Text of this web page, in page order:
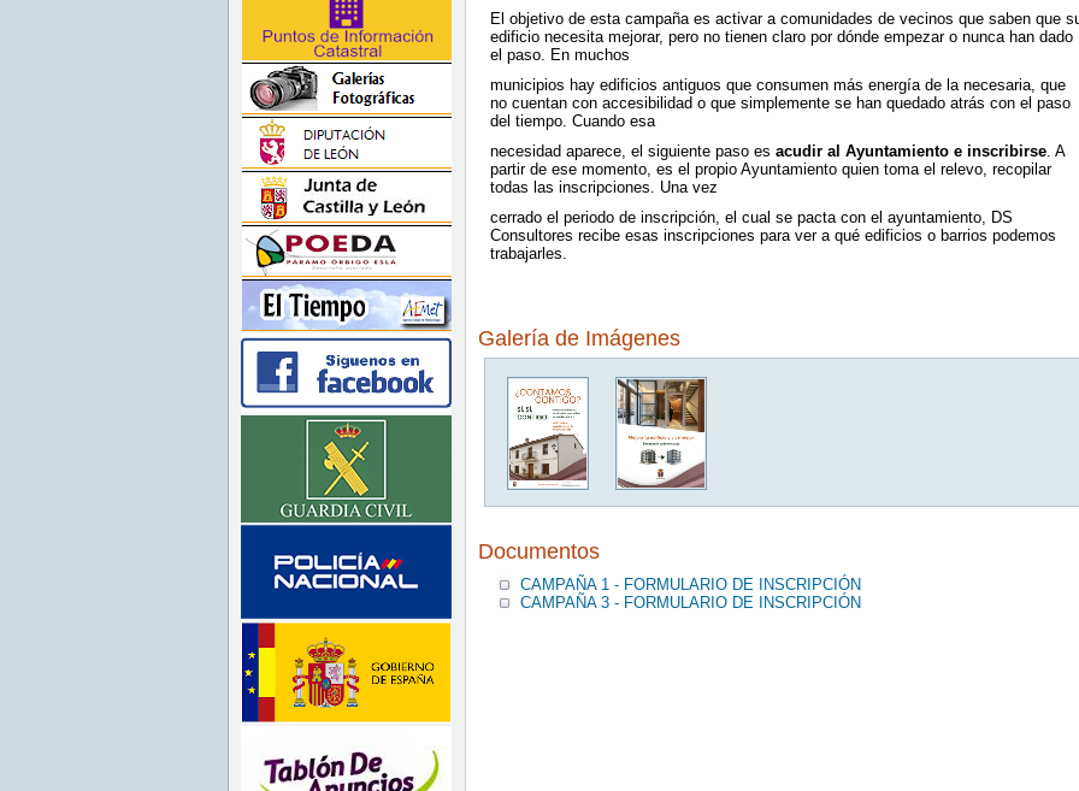
El objetivo de esta campaña es activar a comunidades de vecinos que saben que
edificio necesita mejorar, pero no tienen claro por dónde empezar o nunca han dado
el paso. En muchos
municipios hay edificios antiguos que consumen más energía de la necesaria, que
no cuentan con accesibilidad o que simplemente se han quedado atrás con el paso
del tiempo. Cuando esa
necesidad aparece, el siguiente paso es acudir al Ayuntamiento e inscribirse. A
partir de ese momento, es el propio Ayuntamiento quien toma el relevo, recopilar
todas las inscripciones. Una vez
cerrado el periodo de inscripción, el cual se pacta con el ayuntamiento, DS
Consultores recibe esas inscripciones para ver a qué edificios o barrios podemos
trabajarles.
Galería de Imágenes
Documentos
CAMPAÑA 1 - FORMULARIO DE INSCRIPCIÓN
CAMPAÑA 3 - FORMULARIO DE INSCRIPCIÓN